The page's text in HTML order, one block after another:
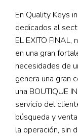
En Quality Keys
dedicados al
EL EXITO
en una gran
necesidades de
genera una gran
una BOUTIQUE
servicio del
búsqueda y
la operación, sin